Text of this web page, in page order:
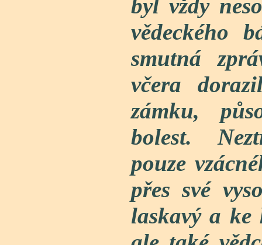
byl vždy
vědeckého
smutná
včera
zámku,
bolest.
pouze
přes své
laskavý a ke